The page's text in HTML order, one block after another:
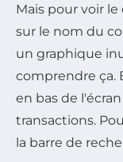
Mais pour voir
sur le nom du
un graphique
comprendre ça.
en bas de
transactions.
la barre de